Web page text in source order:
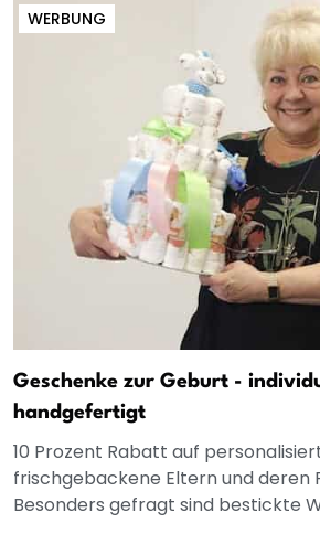
WERBUNG
Geschenke zur Geburt -
handgefertigt
10 Prozent Rabatt auf
frischgebackene Eltern und deren
Besonders gefragt sind bestickte